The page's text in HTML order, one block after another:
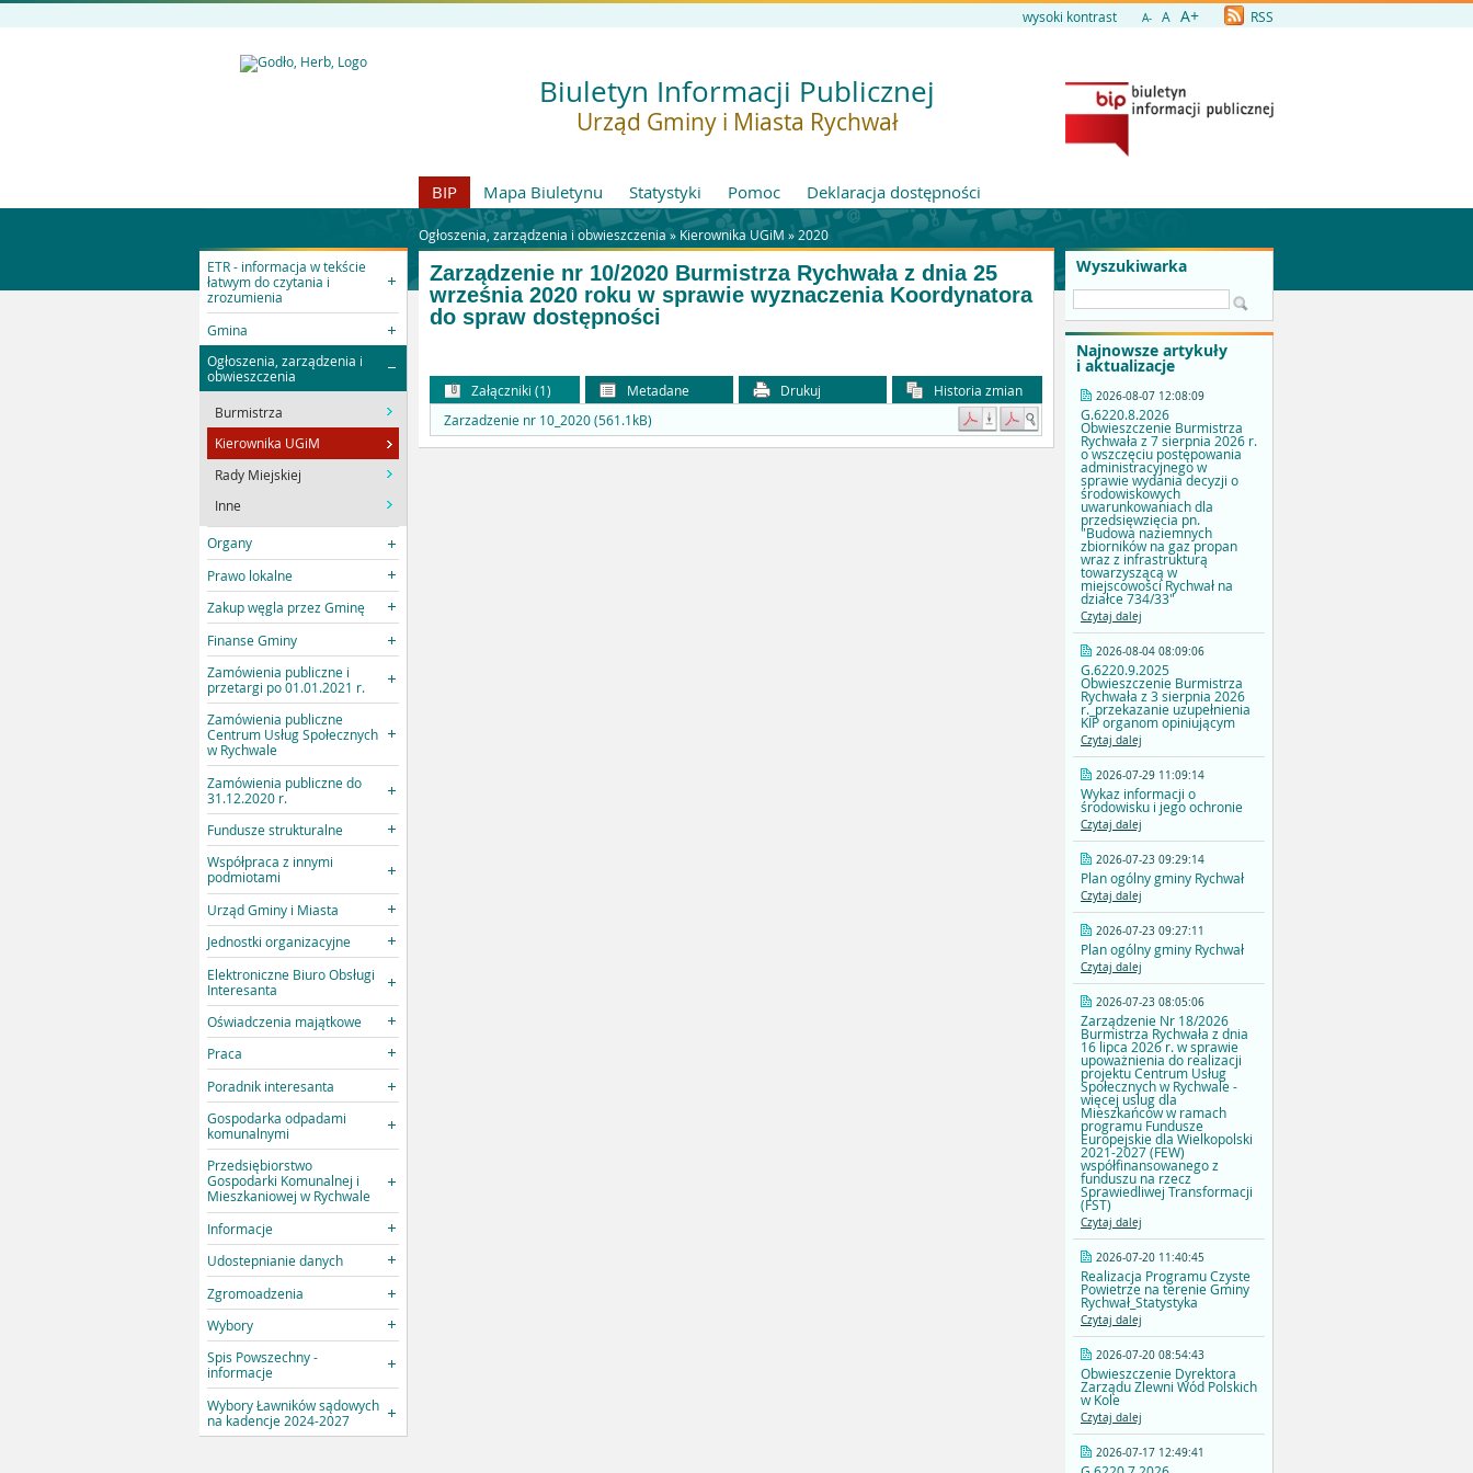
wysoki kontrast A- A A+ RSS
Biuletyn Informacji Publicznej
Urząd Gminy i Miasta Rychwał
BIP Mapa Biuletynu Statystyki Pomoc Deklaracja dostępności
Ogłoszenia, zarządzenia i obwieszczenia » Kierownika UGiM » 2020
ETR - informacja w tekście
łatwym do czytania i
zrozumienia
Gmina
Ogłoszenia, zarządzenia i
obwieszczenia
Burmistrza
Kierownika UGiM
Rady Miejskiej
Inne
Organy
Prawo lokalne
Zakup węgla przez Gminę
Finanse Gminy
Zamówienia publiczne i
przetargi po 01.01.2021 r.
Zamówienia publiczne
Centrum Usług Społecznych
w Rychwale
Zamówienia publiczne do
31.12.2020 r.
Fundusze strukturalne
Współpraca z innymi
podmiotami
Urząd Gminy i Miasta
Jednostki organizacyjne
Elektroniczne Biuro Obsługi
Interesanta
Oświadczenia majątkowe
Praca
Poradnik interesanta
Gospodarka odpadami
komunalnymi
Przedsiębiorstwo
Gospodarki Komunalnej i
Mieszkaniowej w Rychwale
Informacje
Udostepnianie danych
Zgromoadzenia
Wybory
Spis Powszechny -
informacje
Wybory Ławników sądowych
na kadencje 2024-2027
Wyszukiwarka
Najnowsze artykuły
i aktualizacje
2026-08-07 12:08:09
G.6220.8.2026
Obwieszczenie Burmistrza
Rychwała z 7 sierpnia 2026 r.
o wszczęciu postępowania
administracyjnego w
sprawie wydania decyzji o
środowiskowych
uwarunkowaniach dla
przedsięwzięcia pn.
"Budowa naziemnych
zbiorników na gaz propan
wraz z infrastrukturą
towarzyszącą w
miejscowości Rychwał na
działce 734/33"
Czytaj dalej
2026-08-04 08:09:06
G.6220.9.2025
Obwieszczenie Burmistrza
Rychwała z 3 sierpnia 2026
r._przekazanie uzupełnienia
KIP organom opiniującym
Czytaj dalej
2026-07-29 11:09:14
Wykaz informacji o
środowisku i jego ochronie
Czytaj dalej
2026-07-23 09:29:14
Plan ogólny gminy Rychwał
Czytaj dalej
2026-07-23 09:27:11
Plan ogólny gminy Rychwał
Czytaj dalej
2026-07-23 08:05:06
Zarządzenie Nr 18/2026
Burmistrza Rychwała z dnia
16 lipca 2026 r. w sprawie
upoważnienia do realizacji
projektu Centrum Usług
Społecznych w Rychwale -
więcej uslug dla
Mieszkańców w ramach
programu Fundusze
Europejskie dla Wielkopolski
2021-2027 (FEW)
współfinansowanego z
funduszu na rzecz
Sprawiedliwej Transformacji
(FST)
Czytaj dalej
2026-07-20 11:40:45
Realizacja Programu Czyste
Powietrze na terenie Gminy
Rychwał_Statystyka
Czytaj dalej
2026-07-20 08:54:43
Obwieszczenie Dyrektora
Zarządu Zlewni Wód Polskich
w Kole
Czytaj dalej
2026-07-17 12:49:41
Zarządzenie nr 10/2020 Burmistrza Rychwała z dnia 25
września 2020 roku w sprawie wyznaczenia Koordynatora
do spraw dostępności
Załączniki (1) Metadane Drukuj
Historia zmian
Zarzadzenie nr 10_2020 (561.1kB)